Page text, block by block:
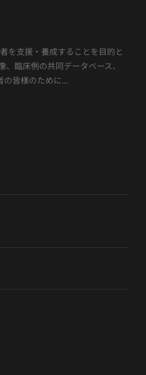
を支援・養成することを目的と
臨床例の共同データベース、
の皆様のために...